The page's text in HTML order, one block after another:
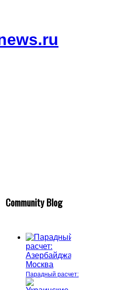
Community Blog
Парадный расчет: